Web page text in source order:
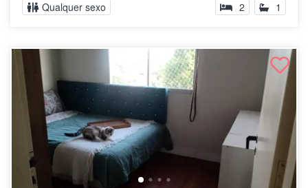
Qualquer sexo 2 1